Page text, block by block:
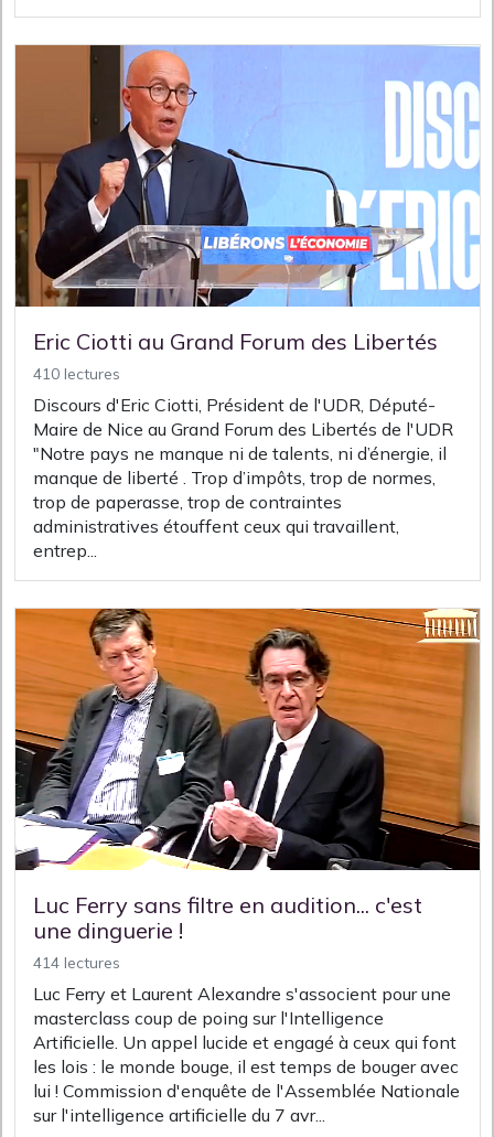
Eric Ciotti au Grand Forum des Libertés
410 lectures
Discours d'Eric Ciotti, Président de l'UDR, Député-
Maire de Nice au Grand Forum des Libertés de l'UDR
"Notre pays ne manque ni de talents, ni d’énergie, il
manque de liberté . Trop d’impôts, trop de normes,
trop de paperasse, trop de contraintes
administratives étouffent ceux qui travaillent,
entrep...
Luc Ferry sans filtre en audition... c'est
une dinguerie !
414 lectures
Luc Ferry et Laurent Alexandre s'associent pour une
masterclass coup de poing sur l'Intelligence
Artificielle. Un appel lucide et engagé à ceux qui font
les lois : le monde bouge, il est temps de bouger avec
lui ! Commission d'enquête de l'Assemblée Nationale
sur l'intelligence artificielle du 7 avr...